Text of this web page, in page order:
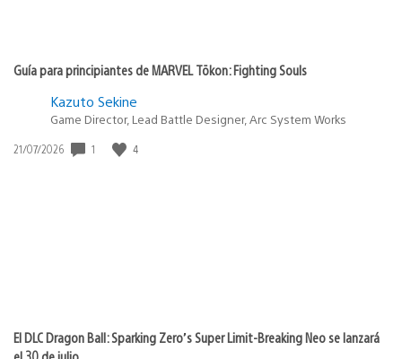
Guía para principiantes de MARVEL Tōkon: Fighting Souls
Kazuto Sekine
Game Director, Lead Battle Designer, Arc System Works
Fecha
21/07/2026 1 4
El DLC Dragon Ball: Sparking Zero’s Super Limit-Breaking Neo se lanzará